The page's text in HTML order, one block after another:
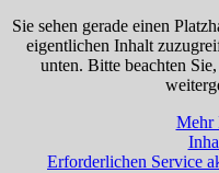
Sie sehen gerade einen
eigentlichen Inhalt
unten. Bitte beachten
Mehr
Erforderlichen Service